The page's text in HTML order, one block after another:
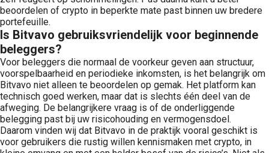
beoordelen of crypto in beperkte mate past binnen uw bredere
portefeuille.
Is Bitvavo gebruiksvriendelijk voor beginnende
beleggers?
Voor beleggers die normaal de voorkeur geven aan structuur,
voorspelbaarheid en periodieke inkomsten, is het belangrijk om
Bitvavo niet alleen te beoordelen op gemak. Het platform kan
technisch goed werken, maar dat is slechts één deel van de
afweging. De belangrijkere vraag is of de onderliggende
belegging past bij uw risicohouding en vermogensdoel.
Daarom vinden wij dat Bitvavo in de praktijk vooral geschikt is
voor gebruikers die rustig willen kennismaken met crypto, in